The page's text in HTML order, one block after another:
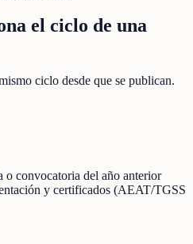
el ciclo de una
ciclo desde que se publican.
o convocatoria del año anterior
y certificados (AEAT/TGSS